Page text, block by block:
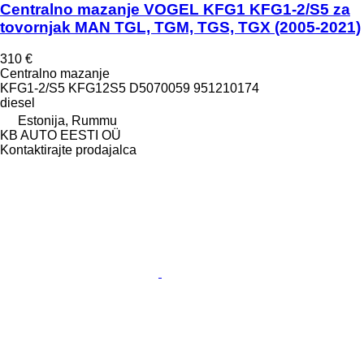
Centralno mazanje VOGEL KFG1 KFG1-2/S5 za
tovornjak MAN TGL, TGM, TGS, TGX (2005-2021)
310 €
Centralno mazanje
KFG1-2/S5 KFG12S5 D5070059 951210174
diesel
Estonija, Rummu
KB AUTO EESTI OÜ
Kontaktirajte prodajalca